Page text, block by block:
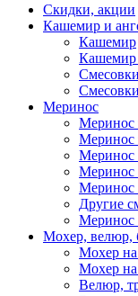
Скидки, акции
Кашемир и
Кашемир
Кашемир
Меринос
Меринос
Меринос
Меринос
Меринос
Меринос
Другие
Меринос
Мохер, велюр,
Мохер
Мохер
Велюр,